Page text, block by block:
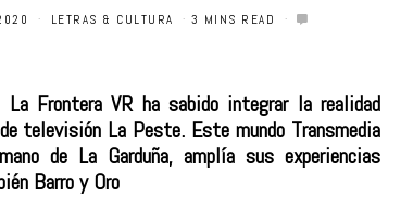
LETRAS & CULTURA 3 MINS READ
La Frontera VR ha sabido integrar la realidad
televisión La Peste. Este mundo Transmedia
de La Garduña, amplía sus experiencias
Barro y Oro